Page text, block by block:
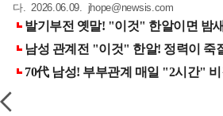
다. 2026.06.09. jhope@newsis.com